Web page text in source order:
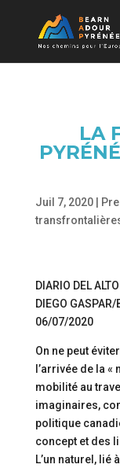
LA
Juil 7, 2020|
DIARIO DEL
DIEGO
06/07/2020
On ne peut
l’arrivée de la
mobilité au
imaginaires,
politique
concept et des
L’un naturel, lié